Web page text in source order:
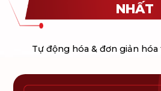
NHẤT
Tự động hóa & đơn giản